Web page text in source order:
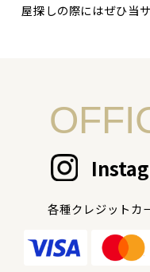
屋探しの際にはぜひ当
各種クレジットカ